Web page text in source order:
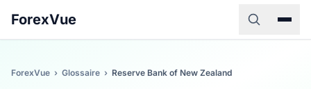
ForexVue
ForexVue › Glossaire › Reserve Bank of New Zealand